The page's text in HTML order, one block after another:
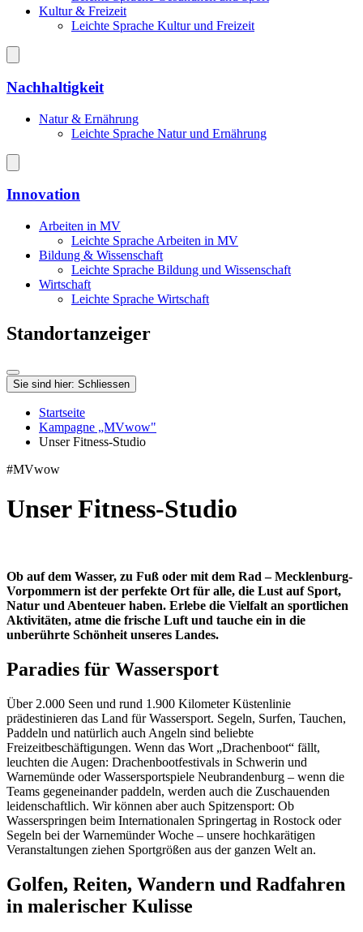
Kultur & Freizeit
Leichte Sprache Kultur und Freizeit
Nachhaltigkeit
Natur & Ernährung
Leichte Sprache Natur und Ernährung
Innovation
Arbeiten in MV
Leichte Sprache Arbeiten in MV
Bildung & Wissenschaft
Leichte Sprache Bildung und Wissenschaft
Wirtschaft
Leichte Sprache Wirtschaft
Standortanzeiger
Sie sind hier: Schliessen
Startseite
Kampagne „MVwow"
Unser Fitness-Studio
#MVwow
Unser Fitness-Studio
Ob auf dem Wasser, zu Fuß oder mit dem Rad – Mecklenburg-
Vorpommern ist der perfekte Ort für alle, die Lust auf Sport,
Natur und Abenteuer haben. Erlebe die Vielfalt an sportlichen
Aktivitäten, atme die frische Luft und tauche ein in die
unberührte Schönheit unseres Landes.
Paradies für Wassersport
Über 2.000 Seen und rund 1.900 Kilometer Küstenlinie
prädestinieren das Land für Wassersport. Segeln, Surfen, Tauchen,
Paddeln und natürlich auch Angeln sind beliebte
Freizeitbeschäftigungen. Wenn das Wort „Drachenboot“ fällt,
leuchten die Augen: Drachenbootfestivals in Schwerin und
Warnemünde oder Wassersportspiele Neubrandenburg – wenn die
Teams gegeneinander paddeln, werden auch die Zuschauenden
leidenschaftlich. Wir können aber auch Spitzensport: Ob
Wasserspringen beim Internationalen Springertag in Rostock oder
Segeln bei der Warnemünder Woche – unsere hochkarätigen
Veranstaltungen ziehen Sportgrößen aus der ganzen Welt an.
Golfen, Reiten, Wandern und Radfahren
in malerischer Kulisse